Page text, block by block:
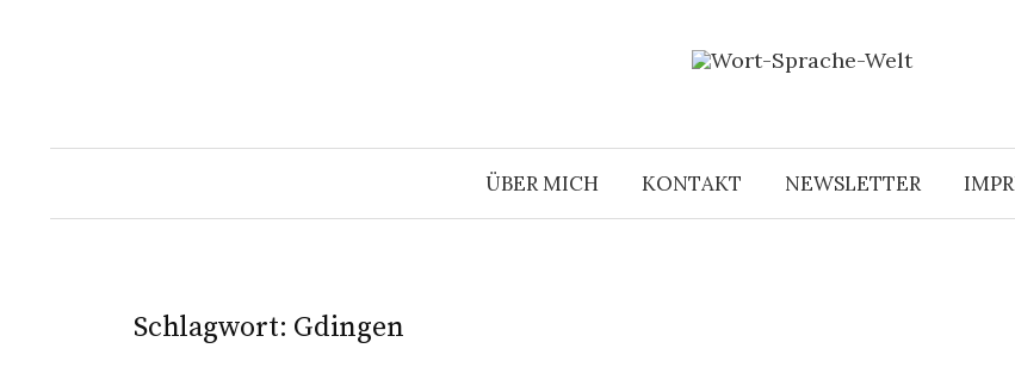
ÜBER MICH KONTAKT NEWSLETTER
Schlagwort: Gdingen